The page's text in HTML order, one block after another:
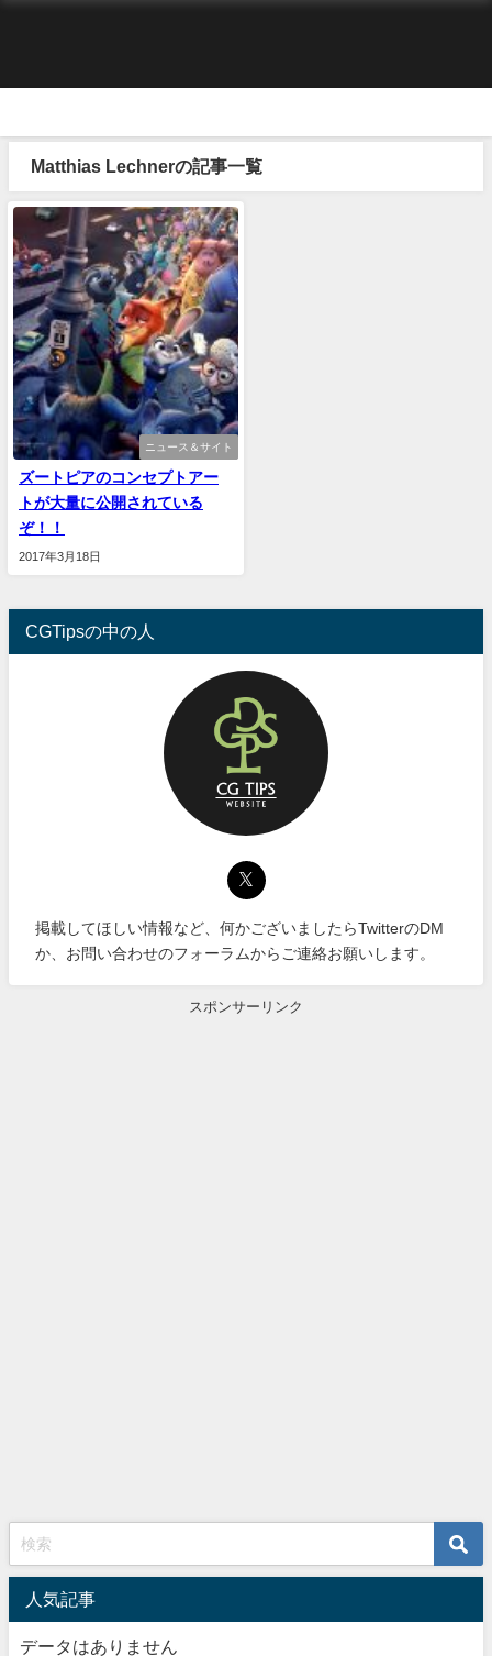
Matthias Lechnerの記事一覧
ニュース＆サイト
ズートピアのコンセプトアー
トが大量に公開されている
ぞ！！
2017年3月18日
CGTipsの中の人
掲載してほしい情報など、何かございましたらTwitterのDM
か、お問い合わせのフォーラムからご連絡お願いします。
スポンサーリンク
人気記事
データはありません